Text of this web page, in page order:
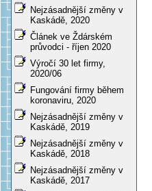
Nejzásadnější změny v
Kaskádě, 2020
Článek ve Ždárském
průvodci - říjen 2020
Výročí 30 let firmy,
2020/06
Fungování firmy během
koronaviru, 2020
Nejzásadnější změny v
Kaskádě, 2019
Nejzásadnější změny v
Kaskádě, 2018
Nejzásadnější změny v
Kaskádě, 2017